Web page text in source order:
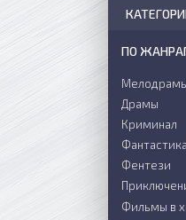
ПО
Драмы
Криминал
Фантастика
Фентези
Фильмы в